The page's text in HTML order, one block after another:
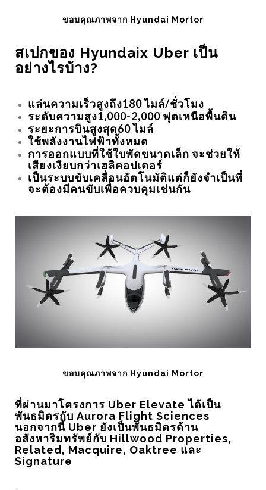
ขอบคุณภาพจาก Hyundai Mortor
สเปกของ Hyundaix Uber เป็น
อย่างไรบ้าง?
แล่นความเร็วสูงถึง180 ไมล์/ชั่วโมง
ระดับความสูง1,000-2,000 ฟุตเหนือพื้นดิน
ระยะการบินสูงสุด60 ไมล์
ใช้พลังงานไฟฟ้าทั้งหมด
การออกแบบที่ใช้ใบพัดขนาดเล็ก จะช่วยให้
เสียงเงียบกว่าเฮลิคอปเตอร์
เป็นระบบขับเคลื่อนอัตโนมัติแต่ก็ยังจำเป็นที่
จะต้องมีคนขับเพื่อควบคุมเช่นกัน
ขอบคุณภาพจาก Hyundai Mortor
ที่ผ่านมาโครงการ Uber Elevate ได้เป็น
พันธมิตรกับ Aurora Flight Sciences
นอกจากนี้ Uber ยังเป็นพันธมิตรด้าน
อสังหาริมทรัพย์กับ Hillwood Properties,
Related, Macquire, Oaktree และ
Signature
เวอร์ชั่น 2
เชิงกลยุทธ์แห่งอนาคตปี